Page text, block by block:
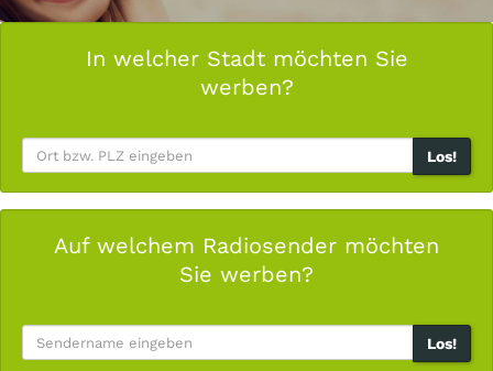
In welcher Stadt möchten Sie
werben?
Los!
Auf welchem Radiosender möchten
Sie werben?
Los!